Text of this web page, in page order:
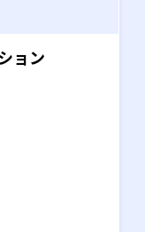
ョン